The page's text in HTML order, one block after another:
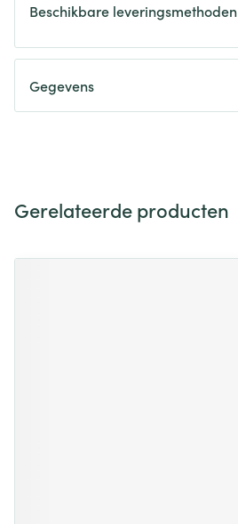
Beschikbare leveringsmethoden
Gegevens
Gerelateerde producten